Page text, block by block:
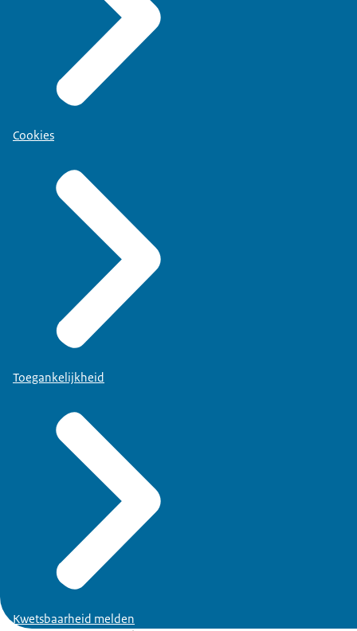
Cookies
Toegankelijkheid
Kwetsbaarheid melden